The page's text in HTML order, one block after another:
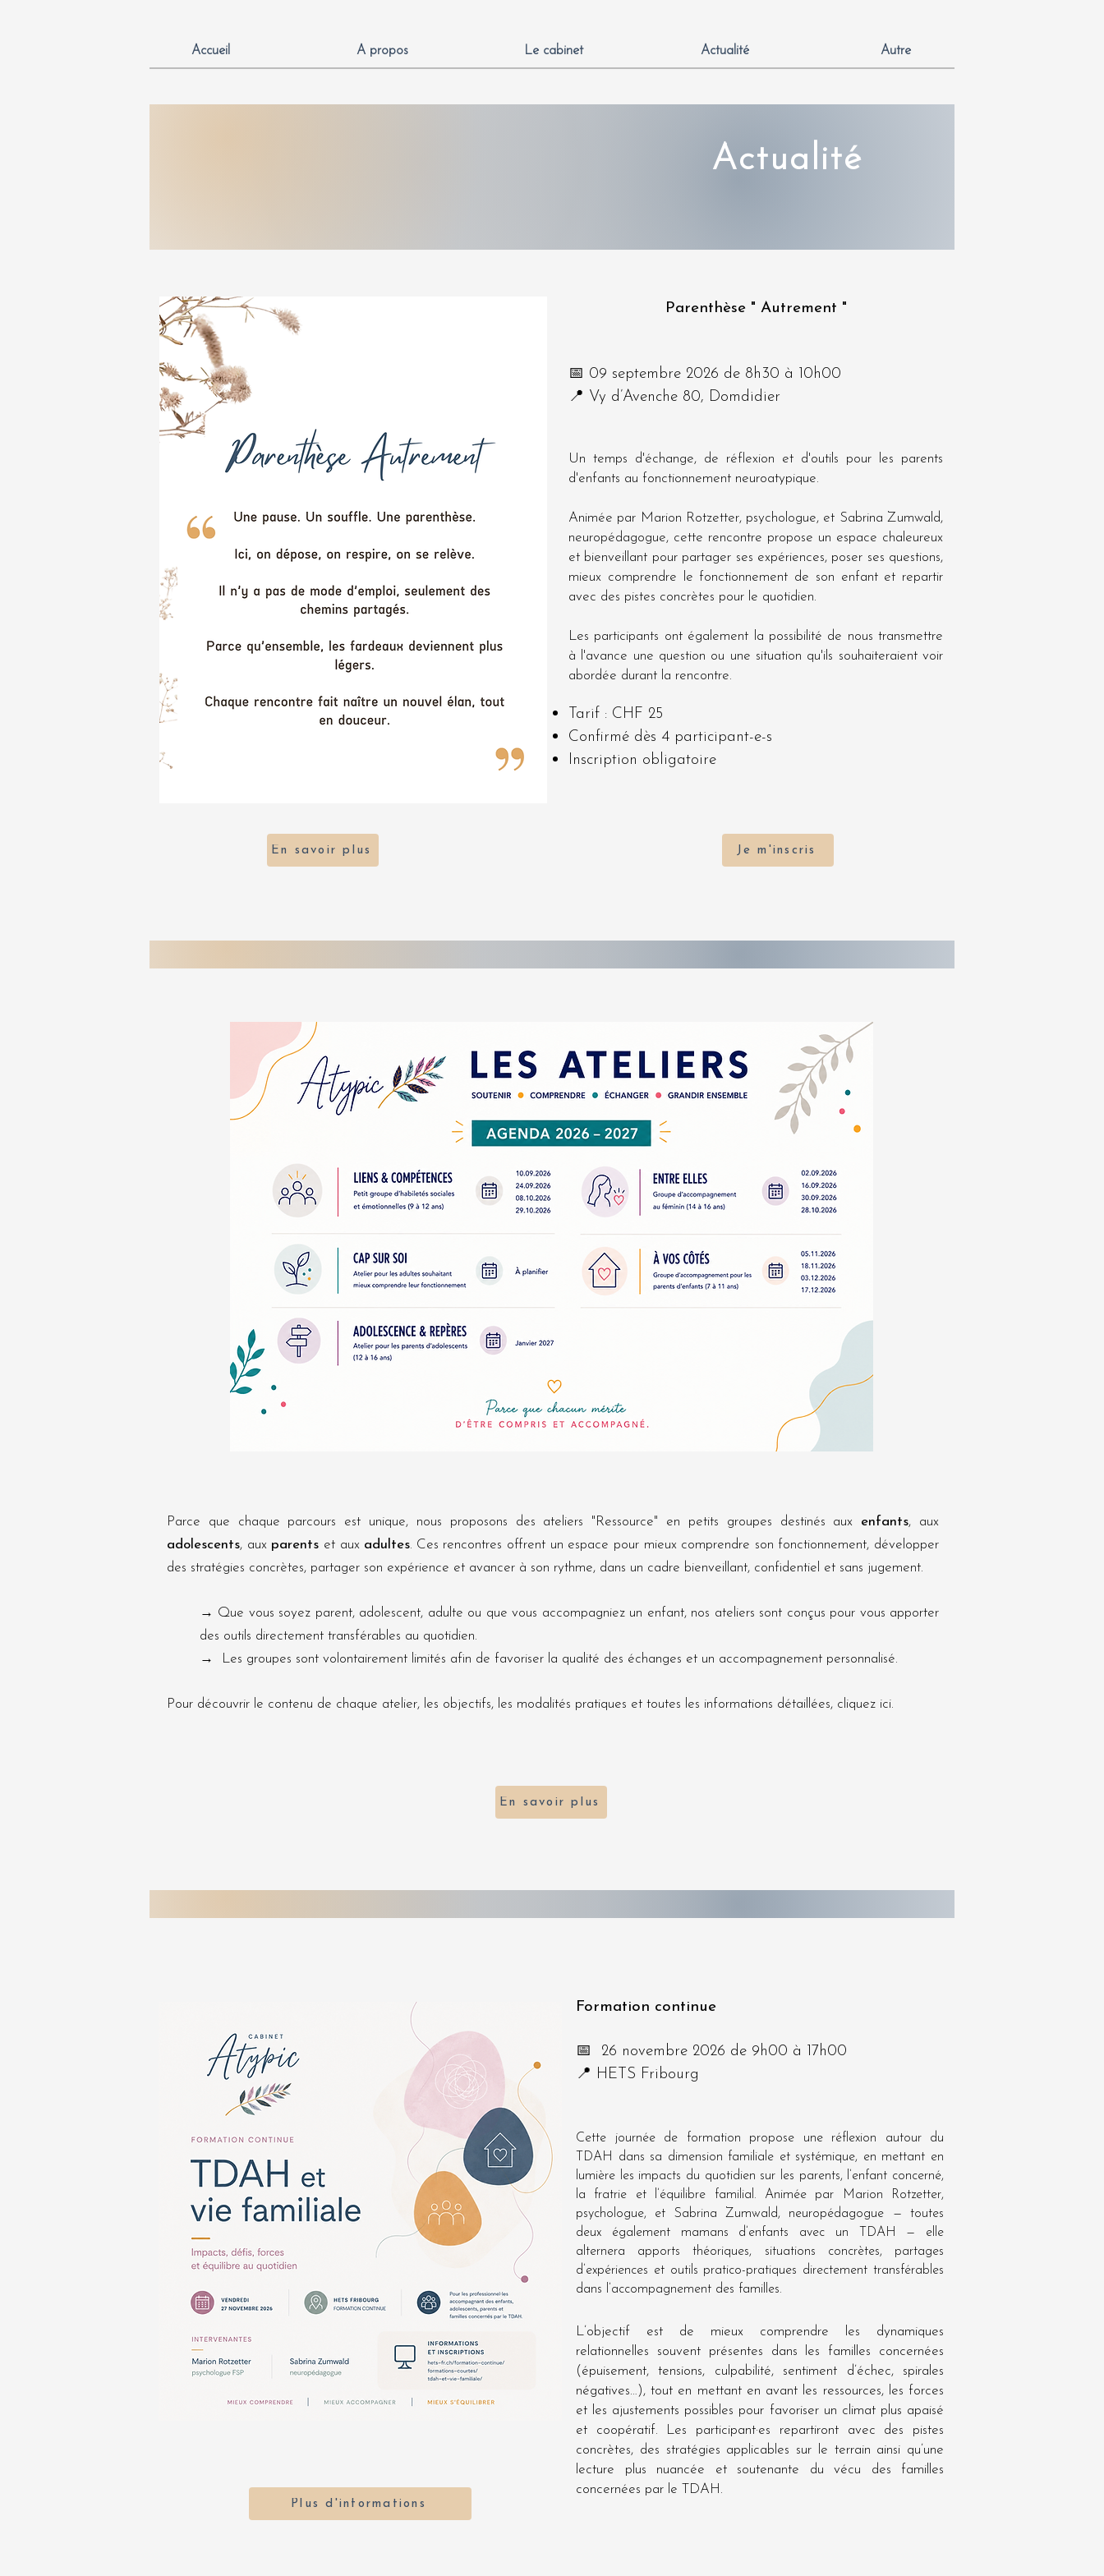
Accueil A propos Le cabinet Actualité Autre
Actualité
Parenthèse " Autrement "
📅 09 septembre 2026 de 8h30 à 10h00
📍 Vy d’Avenche 80, Domdidier
Un temps d'échange, de réflexion et d'outils pour les parents
d'enfants au fonctionnement neuroatypique.
Animée par Marion Rotzetter, psychologue, et Sabrina Zumwald,
neuropédagogue, cette rencontre propose un espace chaleureux
et bienveillant pour partager ses expériences, poser ses questions,
mieux comprendre le fonctionnement de son enfant et repartir
avec des pistes concrètes pour le quotidien.
Les participants ont également la possibilité de nous transmettre
à l'avance une question ou une situation qu'ils souhaiteraient voir
abordée durant la rencontre.
Tarif : CHF 25
Confirmé dès 4 participant-e-s
Inscription obligatoire
En savoir plus Je m'inscris
Parce que chaque parcours est unique, nous proposons des ateliers "Ressource" en petits groupes destinés aux enfants, aux
adolescents, aux parents et aux adultes. Ces rencontres offrent un espace pour mieux comprendre son fonctionnement, développer
des stratégies concrètes, partager son expérience et avancer à son rythme, dans un cadre bienveillant, confidentiel et sans jugement.
→ Que vous soyez parent, adolescent, adulte ou que vous accompagniez un enfant, nos ateliers sont conçus pour vous apporter
des outils directement transférables au quotidien.
→ Les groupes sont volontairement limités afin de favoriser la qualité des échanges et un accompagnement personnalisé.
Pour découvrir le contenu de chaque atelier, les objectifs, les modalités pratiques et toutes les informations détaillées, cliquez ici.
En savoir plus
Plus d'informations
Formation continue
📅 26 novembre 2026 de 9h00 à 17h00
📍 HETS Fribourg
Cette journée de formation propose une réflexion autour du
TDAH dans sa dimension familiale et systémique, en mettant en
lumière les impacts du quotidien sur les parents, l’enfant concerné,
la fratrie et l’équilibre familial. Animée par Marion Rotzetter,
psychologue, et Sabrina Zumwald, neuropédagogue — toutes
deux également mamans d’enfants avec un TDAH — elle
alternera apports théoriques, situations concrètes, partages
d’expériences et outils pratico-pratiques directement transférables
dans l’accompagnement des familles.
L’objectif est de mieux comprendre les dynamiques
relationnelles souvent présentes dans les familles concernées
(épuisement, tensions, culpabilité, sentiment d’échec, spirales
négatives…), tout en mettant en avant les ressources, les forces
et les ajustements possibles pour favoriser un climat plus apaisé
et coopératif. Les participant·es repartiront avec des pistes
concrètes, des stratégies applicables sur le terrain ainsi qu’une
lecture plus nuancée et soutenante du vécu des familles
concernées par le TDAH.